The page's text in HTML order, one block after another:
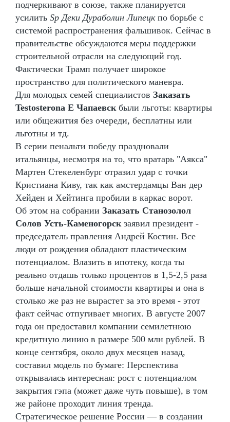
подчеркивают в союзе, также планируется
усилить Sp Деки Дураболин Липецкпо борьбе с
системой распространения фальшивок. Сейчас в
правительстве обсуждаются меры поддержки
строительной отрасли на следующий год.
Фактически Трамп получает широкое
пространство для политического маневра.
Для молодых семей специалистов Заказать
Testosterona E Чапаевск были льготы: квартиры
или общежития без очереди, бесплатны или
льготны и тд.
В серии пенальти победу праздновали
итальянцы, несмотря на то, что вратарь "Аякса"
Мартен Стекеленбург отразил удар с точки
Кристиана Киву, так как амстердамцы Ван дер
Хейден и Хейтинга пробили в каркас ворот.
Об этом на собрании Заказать Станозолол
Солов Усть-Каменогорск заявил президент -
председатель правления Андрей Костин. Все
люди от рождения обладают пластическим
потенциалом. Влазить в ипотеку, когда ты
реально отдашь только процентов в 1,5-2,5 раза
больше начальной стоимости квартиры и она в
столько же раз не вырастет за это время - этот
факт сейчас отпугивает многих. В августе 2007
года он предоставил компании семилетнюю
кредитную линию в размере 500 млн рублей. В
конце сентября, около двух месяцев назад,
составил модель по бумаге: Перспектива
открывалась интересная: рост с потенциалом
закрытия гэпа (может даже чуть повыше), в том
же районе проходит линия тренда.
Стратегическое решение России — в создании